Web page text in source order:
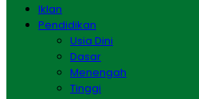
Iklan
Pendidikan
Usia Dini
Dasar
Menengah
Tinggi